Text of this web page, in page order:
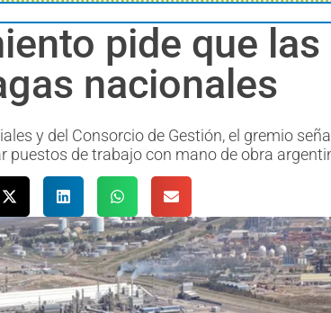
pide que
nacionales
y del Consorcio de Gestión, el gremio
puestos de trabajo con mano de obra